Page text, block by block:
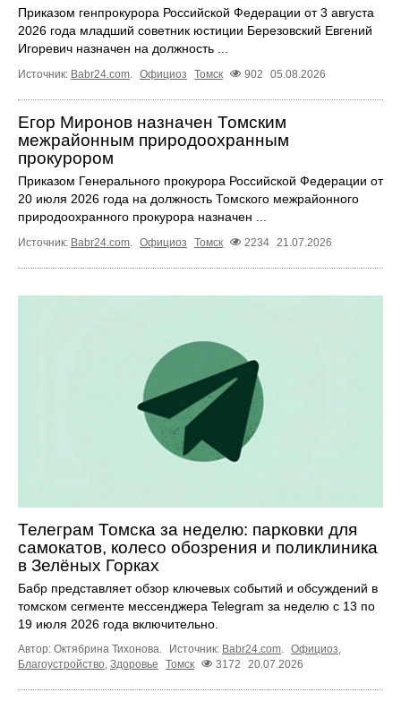
Приказом генпрокурора Российской Федерации от 3 августа
2026 года младший советник юстиции Березовский Евгений
Игоревич назначен на должность ...
Источник: Babr24.com. Официоз Томск 902 05.08.2026
Егор Миронов назначен Томским
межрайонным природоохранным
прокурором
Приказом Генерального прокурора Российской Федерации от
20 июля 2026 года на должность Томского межрайонного
природоохранного прокурора назначен ...
Источник: Babr24.com. Официоз Томск 2234 21.07.2026
Телеграм Томска за неделю: парковки для
самокатов, колесо обозрения и поликлиника
в Зелёных Горках
Бабр представляет обзор ключевых событий и обсуждений в
томском сегменте мессенджера Telegram за неделю с 13 по
19 июля 2026 года включительно.
Автор: Октябрина Тихонова. Источник: Babr24.com. Официоз,
Благоустройство, Здоровье Томск 3172 20.07.2026